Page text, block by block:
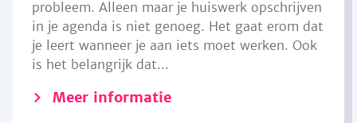
probleem. Alleen maar je huiswerk opschrijven
in je agenda is niet genoeg. Het gaat erom dat
je leert wanneer je aan iets moet werken. Ook
is het belangrijk dat...
Meer informatie